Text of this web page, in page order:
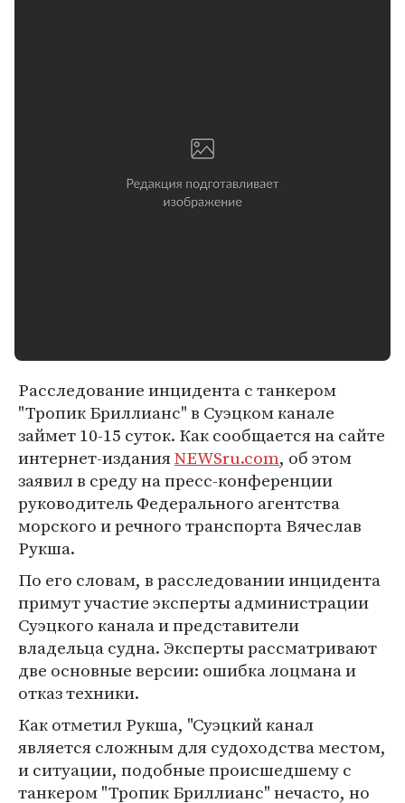
Расследование инцидента с танкером
"Тропик Бриллианс" в Суэцком канале
займет 10-15 суток. Как сообщается на сайте
интернет-изданияNEWSru.com, об этом
заявил в среду на пресс-конференции
руководитель Федерального агентства
морского и речного транспорта Вячеслав
Рукша.
По его словам, в расследовании инцидента
примут участие эксперты администрации
Суэцкого канала и представители
владельца судна. Эксперты рассматривают
две основные версии: ошибка лоцмана и
отказ техники.
Как отметил Рукша, "Суэцкий канал
является сложным для судоходства местом,
и ситуации, подобные происшедшему с
танкером "Тропик Бриллианс" нечасто, но